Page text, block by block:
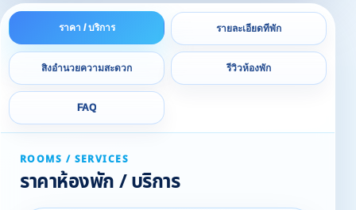
ราคา / บริการ รายละเอียดที่พัก
สิ่งอำนวยความสะดวก รีวิวห้องพัก
FAQ
ROOMS / SERVICES
ราคาห้องพัก / บริการ